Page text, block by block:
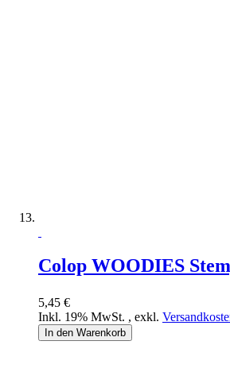
Colop WOODIES
5,45 €
Inkl. 19% MwSt. , exkl.
In den Warenkorb